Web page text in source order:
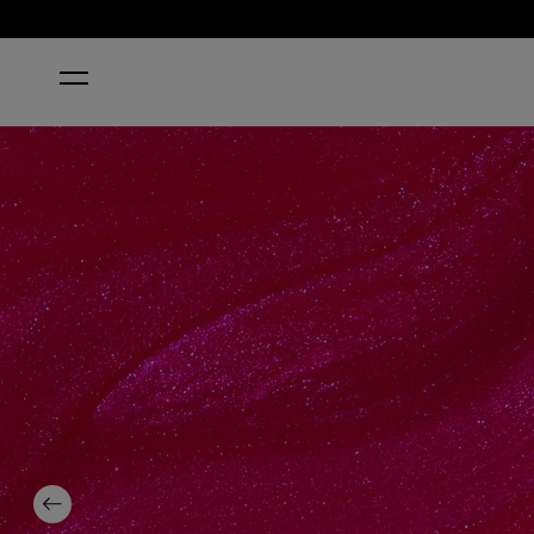
STARTSEITE
Previous